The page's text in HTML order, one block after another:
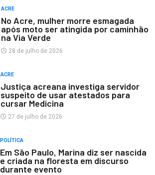
ACRE
No Acre, mulher morre esmagada
após moto ser atingida por caminhão
na Via Verde
28 de julho de 2026
ACRE
Justiça acreana investiga servidor
suspeito de usar atestados para
cursar Medicina
27 de julho de 2026
POLÍTICA
Em São Paulo, Marina diz ser nascida
e criada na floresta em discurso
durante evento